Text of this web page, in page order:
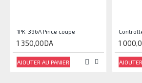
1PK-396A Pince coupe
1 350,00DA
AJOUTER AU PANIER
1